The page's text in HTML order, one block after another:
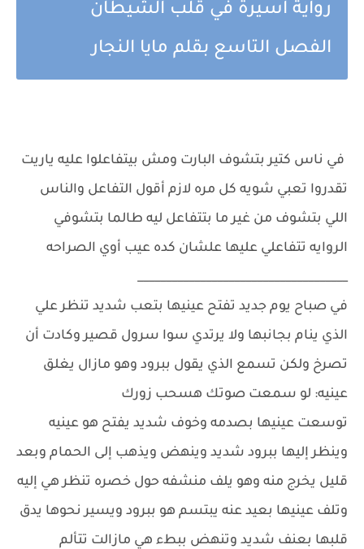
رواية اسيرة في قلب الشيطان
الفصل التاسع بقلم مايا النجار
في ناس كتير بتشوف البارت ومش بيتفاعلوا عليه ياريت
تقدروا تعبي شويه كل مره لازم أقول التفاعل والناس
اللي بتشوف من غير ما بتتفاعل ليه طالما بتشوفي
الروايه تتفاعلي عليها علشان كده عيب أوي الصراحه
_____________________________________
في صباح يوم جديد تفتح عينيها بتعب شديد تنظر علي
الذي ينام بجانبها ولا يرتدي سوا سرول قصير وكادت أن
تصرخ ولكن تسمع الذي يقول ببرود وهو مازال يغلق
عينيه: لو سمعت صوتك هسحب زورك
توسعت عينيها بصدمه وخوف شديد يفتح هو عينيه
وينظر إليها ببرود شديد وينهض ويذهب إلى الحمام وبعد
قليل يخرج منه وهو يلف منشفه حول خصره تنظر هي إليه
وتلف عينيها بعيد عنه يبتسم هو ببرود ويسير نحوها يدق
قلبها بعنف شديد وتنهض ببطء هي مازالت تتألم